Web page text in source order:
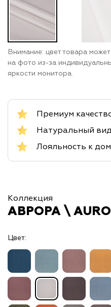
Внимание: цвет товара
на фото из-за
яркости монитора.
Премиум
Натуральный вид
Лояльность к
Коллекция
АВРОРА \
Цвет: